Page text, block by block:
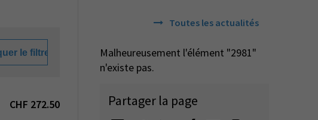
CHF 272.50
Toutes les actualités
Malheureusement l'élément "2981"
n'existe pas.
Partager la page